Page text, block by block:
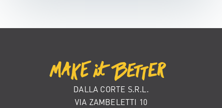
DALLA CORTE S.R.L.
VIA ZAMBELETTI 10